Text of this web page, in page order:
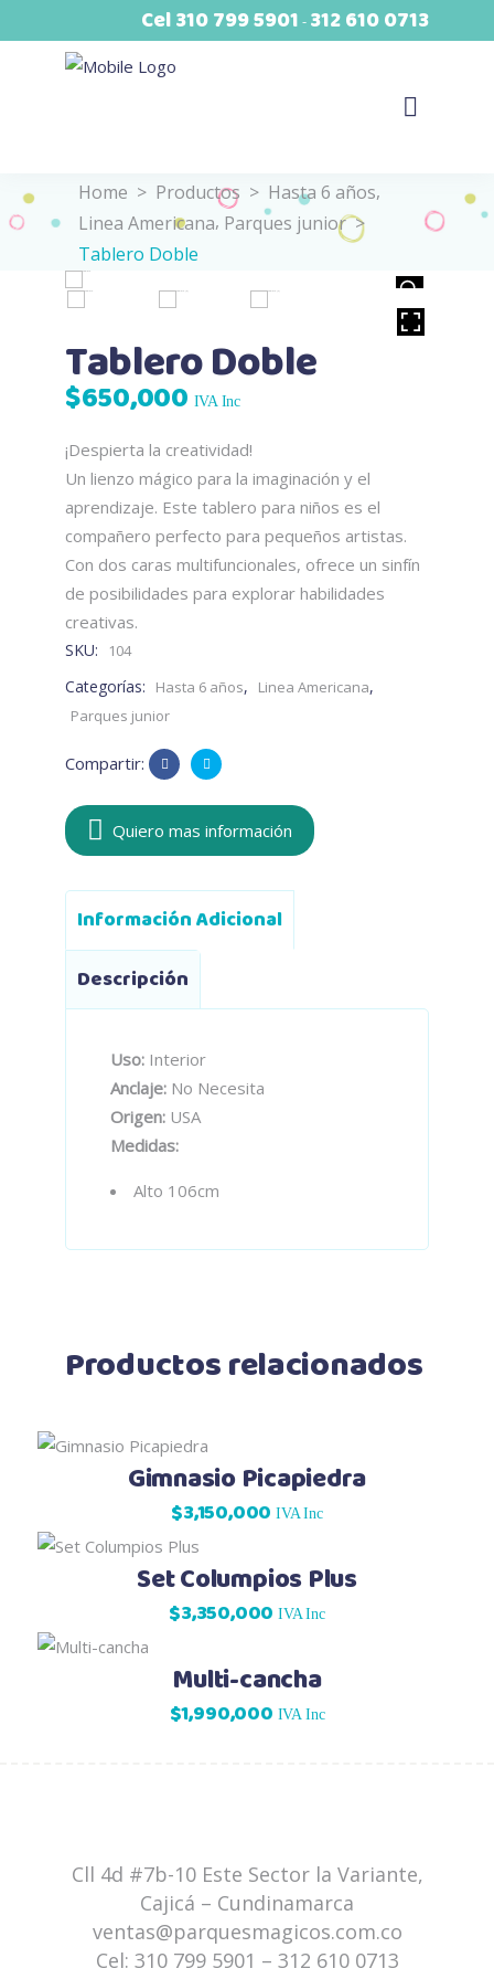
Cel310 799 5901 - 312 610 0713
Home > Productos > Hasta 6 años,
Linea Americana, Parques junior>
Tablero Doble
Tablero Doble
$650,000 IVA Inc
¡Despierta la creatividad!
Un lienzo mágico para la imaginación y el
aprendizaje. Este tablero para niños es el
compañero perfecto para pequeños artistas.
Con dos caras multifuncionales, ofrece un sinfín
de posibilidades para explorar habilidades
creativas.
SKU: 104
Categorías: Hasta 6 años, Linea Americana,
Parques junior
Compartir:
Quiero mas información
Información Adicional
Descripción
Uso: Interior
Anclaje: No Necesita
Origen: USA
Medidas:
Alto 106cm
Productos relacionados
Gimnasio Picapiedra
$3,150,000 IVA Inc
Set Columpios Plus
$3,350,000 IVA Inc
Multi-cancha
$1,990,000 IVA Inc
Cll 4d #7b-10 Este Sector la Variante,
Cajicá – Cundinamarca
ventas@parquesmagicos.com.co
Cel: 310 799 5901 – 312 610 0713